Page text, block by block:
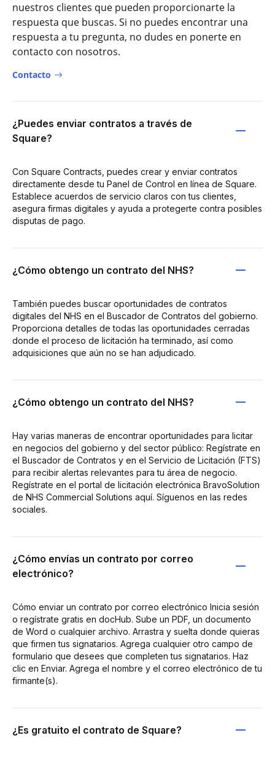
nuestros clientes que pueden proporcionarte la
respuesta que buscas. Si no puedes encontrar una
respuesta a tu pregunta, no dudes en ponerte en
contacto con nosotros.
Contacto
¿Puedes enviar contratos a través de
Square?
Con Square Contracts, puedes crear y enviar contratos
directamente desde tu Panel de Control en línea de Square.
Establece acuerdos de servicio claros con tus clientes,
asegura firmas digitales y ayuda a protegerte contra posibles
disputas de pago.
¿Cómo obtengo un contrato del NHS?
También puedes buscar oportunidades de contratos
digitales del NHS en el Buscador de Contratos del gobierno.
Proporciona detalles de todas las oportunidades cerradas
donde el proceso de licitación ha terminado, así como
adquisiciones que aún no se han adjudicado.
¿Cómo obtengo un contrato del NHS?
Hay varias maneras de encontrar oportunidades para licitar
en negocios del gobierno y del sector público: Regístrate en
el Buscador de Contratos y en el Servicio de Licitación (FTS)
para recibir alertas relevantes para tu área de negocio.
Regístrate en el portal de licitación electrónica BravoSolution
de NHS Commercial Solutions aquí. Síguenos en las redes
sociales.
¿Cómo envías un contrato por correo
electrónico?
Cómo enviar un contrato por correo electrónico Inicia sesión
o regístrate gratis en docHub. Sube un PDF, un documento
de Word o cualquier archivo. Arrastra y suelta donde quieras
que firmen tus signatarios. Agrega cualquier otro campo de
formulario que desees que completen tus signatarios. Haz
clic en Enviar. Agrega el nombre y el correo electrónico de tu
firmante(s).
¿Es gratuito el contrato de Square?